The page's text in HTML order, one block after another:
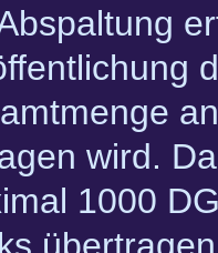
wird.
1000